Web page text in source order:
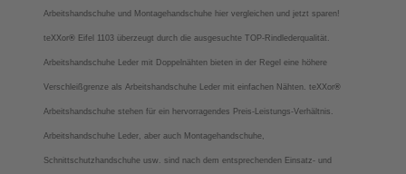
Arbeitshandschuhe und Montagehandschuhe hier vergleichen und jetzt sparen!
teXXor® Eifel 1103 überzeugt durch die ausgesuchte TOP-Rindlederqualität.
Arbeitshandschuhe Leder mit Doppelnähten bieten in der Regel eine höhere
Verschleißgrenze als Arbeitshandschuhe Leder mit einfachen Nähten. teXXor®
Arbeitshandschuhe stehen für ein hervorragendes Preis-Leistungs-Verhältnis.
Arbeitshandschuhe Leder, aber auch Montagehandschuhe,
Schnittschutzhandschuhe usw. sind nach dem entsprechenden Einsatz- und